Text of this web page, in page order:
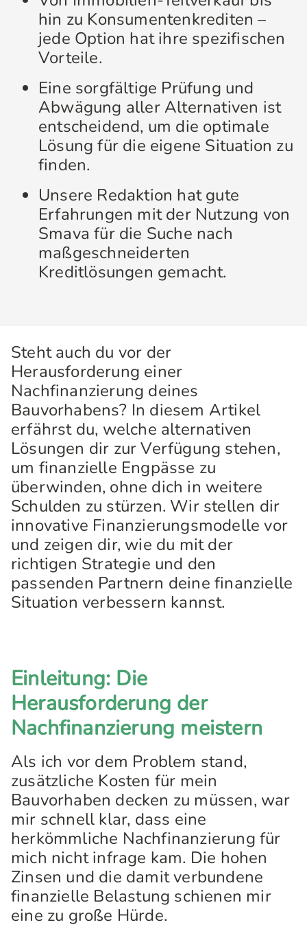
hin zu Konsumentenkrediten –
jede Option hat ihre spezifischen
Vorteile.
Eine sorgfältige Prüfung und
Abwägung aller Alternativen ist
entscheidend, um die optimale
Lösung für die eigene Situation zu
finden.
Unsere Redaktion hat gute
Erfahrungen mit der Nutzung von
Smava für die Suche nach
maßgeschneiderten
Kreditlösungen gemacht.
Steht auch du vor der
Herausforderung einer
Nachfinanzierung deines
Bauvorhabens? In diesem Artikel
erfährst du, welche alternativen
Lösungen dir zur Verfügung stehen,
um finanzielle Engpässe zu
überwinden, ohne dich in weitere
Schulden zu stürzen. Wir stellen dir
innovative Finanzierungsmodelle vor
und zeigen dir, wie du mit der
richtigen Strategie und den
passenden Partnern deine finanzielle
Situation verbessern kannst.
Einleitung: Die
Herausforderung der
Nachfinanzierung meistern
Als ich vor dem Problem stand,
zusätzliche Kosten für mein
Bauvorhaben decken zu müssen, war
mir schnell klar, dass eine
herkömmliche Nachfinanzierung für
mich nicht infrage kam. Die hohen
Zinsen und die damit verbundene
finanzielle Belastung schienen mir
eine zu große Hürde.